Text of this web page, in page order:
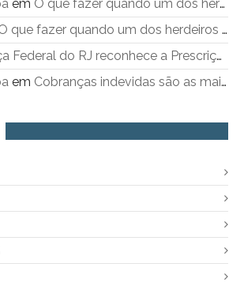
em O que fazer quando um dos herdeiros não sai do imóvel objeto de inventário
que fazer quando um dos herdeiros não sai do imóvel objeto de inventário
do RJ reconhece a Prescrição Intercorrente
em Cobranças indevidas são as maiores queixas contra a Cedae